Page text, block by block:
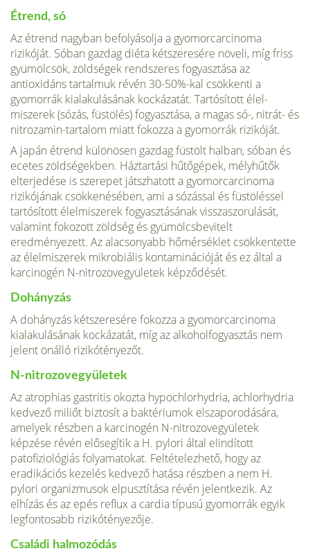
Étrend, só
Az étrend nagyban befolyásolja a gyomorcarcinoma
rizikóját. Sóban gazdag diéta kétszeresére növeli, míg friss
gyümölcsök, zöldségek rendszeres fogyasztása az
antioxidáns tartalmuk révén 30-50%-kal csökkenti a
gyomorrák kialakulásának kockázatát. Tartósított élel­
miszerek (sózás, füstölés) fogyasztása, a magas só-, nit­rát- és
nitrozamin-tartalom miatt fokozza a gyomorrák rizikóját.
A japán étrend különösen gazdag füstölt hal­ban, sóban és
ecetes zöldségekben. Háztartási hűtőgépek, mélyhűtők
elterjedése is szerepet játszhatott a gyomorcarcinoma
rizikójának csökkenésében, ami a sózással és füstöléssel
tartósított élelmiszerek fogyasztásának vissza­szorulását,
valamint fokozott zöldség és gyümölcsbevitelt
eredményezett. Az alacsonyabb hőmérséklet csökkentet­te
az élelmiszerek mikrobiális kontaminációját és ez által a
karcinogén N-nitrozovegyületek képződését.
Dohányzás
A dohányzás kétszeresére fokozza a gyomorcarcino­ma
kialakulásának kockázatát, míg az alkoholfogyasztás nem
jelent önálló rizikótényezőt.
N-nitrozovegyületek
Az atrophias gastritis okozta hypochlorhydria, achlorhydria
kedvező miliőt biztosít a baktériumok elszaporodására,
amelyek részben a kar­cinogén N-nitrozovegyületek
képzése révén elősegítik a H. pylori által elindított
patofiziológiás folyamatokat. Fel­tételezhető, hogy az
eradikációs kezelés kedvező hatása részben a nem H.
pylori organizmusok elpusztítása révén jelentkezik. Az
elhízás és az epés reflux a cardia típusú gyomorrák egyik
legfontosabb rizikótényezője.
Családi halmozódás